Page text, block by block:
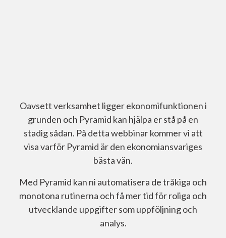
Oavsett verksamhet ligger ekonomifunktionen i
grunden och Pyramid kan hjälpa er stå på en
stadig sådan. På detta webbinar kommer vi att
visa varför Pyramid är den ekonomiansvariges
bästa vän.
Med Pyramid kan ni automatisera de tråkiga och
monotona rutinerna och få mer tid för roliga och
utvecklande uppgifter som uppföljning och
analys.